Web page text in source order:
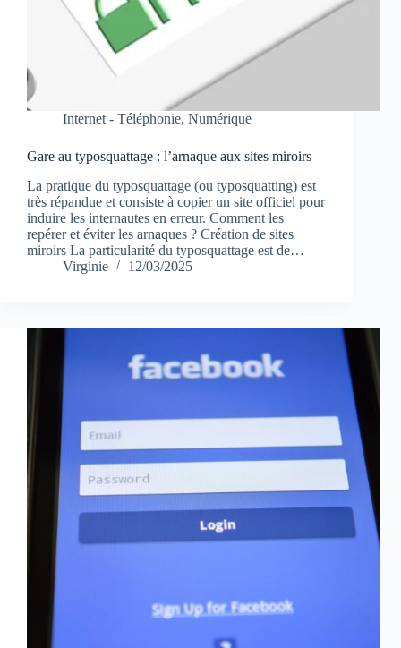
Internet - Téléphonie, Numérique
Gare au typosquattage : l’arnaque aux sites miroirs
La pratique du typosquattage (ou typosquatting) est
très répandue et consiste à copier un site officiel pour
induire les internautes en erreur. Comment les
repérer et éviter les arnaques ? Création de sites
miroirs La particularité du typosquattage est de…
Virginie
12/03/2025